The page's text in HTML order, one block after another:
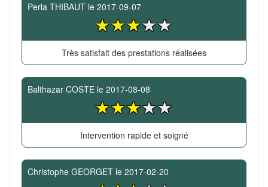
Perla THIBAUT le 2017-09-07
Très satisfait des prestations réalisées
Balthazar COSTE le 2017-08-08
Intervention rapide et soigné
Christophe GEORGET le 2017-02-20